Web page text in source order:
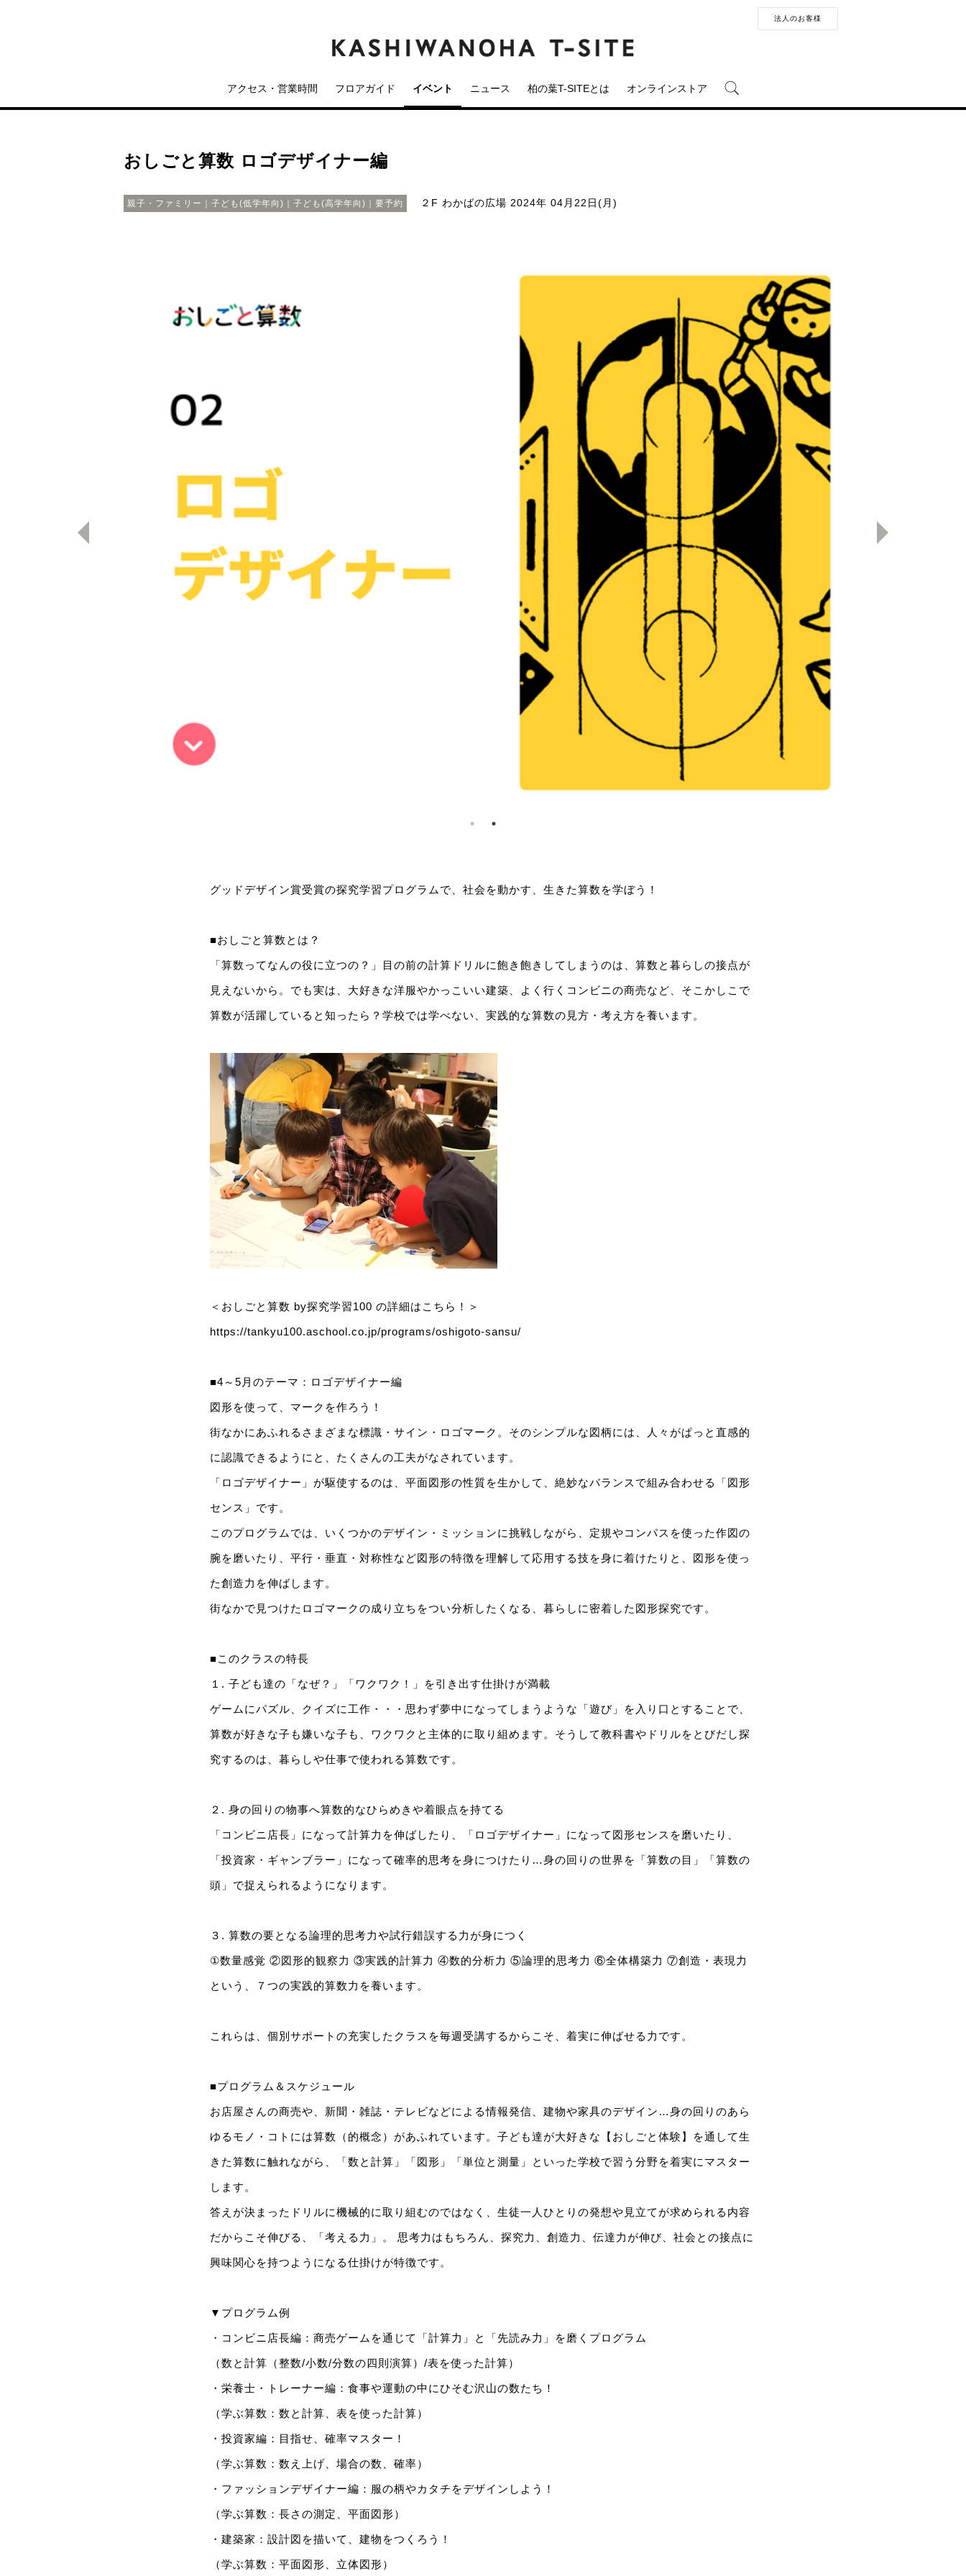
法人のお客様
アクセス・営業時間 フロアガイド イベント ニュース 柏の葉T-SITEとは オンラインストア
おしごと算数 ロゴデザイナー編
親子・ファミリー｜子ども(低学年向)｜子ども(高学年向)｜要予約 ２F わかばの広場 2024年 04月22日(月)
グッドデザイン賞受賞の探究学習プログラムで、社会を動かす、生きた算数を学ぼう！
■おしごと算数とは？
「算数ってなんの役に立つの？」目の前の計算ドリルに飽き飽きしてしまうのは、算数と暮らしの接点が
見えないから。でも実は、大好きな洋服やかっこいい建築、よく行くコンビニの商売など、そこかしこで
算数が活躍していると知ったら？学校では学べない、実践的な算数の見方・考え方を養います。
＜おしごと算数 by探究学習100 の詳細はこちら！＞
https://tankyu100.aschool.co.jp/programs/oshigoto-sansu/
■4～5月のテーマ：ロゴデザイナー編
図形を使って、マークを作ろう！
街なかにあふれるさまざまな標識・サイン・ロゴマーク。そのシンプルな図柄には、人々がぱっと直感的
に認識できるようにと、たくさんの工夫がなされています。
「ロゴデザイナー」が駆使するのは、平面図形の性質を生かして、絶妙なバランスで組み合わせる「図形
センス」です。
このプログラムでは、いくつかのデザイン・ミッションに挑戦しながら、定規やコンパスを使った作図の
腕を磨いたり、平行・垂直・対称性など図形の特徴を理解して応用する技を身に着けたりと、図形を使っ
た創造力を伸ばします。
街なかで見つけたロゴマークの成り立ちをつい分析したくなる、暮らしに密着した図形探究です。
■このクラスの特長
１. 子ども達の「なぜ？」「ワクワク！」を引き出す仕掛けが満載
ゲームにパズル、クイズに工作・・・思わず夢中になってしまうような「遊び」を入り口とすることで、
算数が好きな子も嫌いな子も、ワクワクと主体的に取り組めます。そうして教科書やドリルをとびだし探
究するのは、暮らしや仕事で使われる算数です。
２. 身の回りの物事へ算数的なひらめきや着眼点を持てる
「コンビニ店長」になって計算力を伸ばしたり、「ロゴデザイナー」になって図形センスを磨いたり、
「投資家・ギャンブラー」になって確率的思考を身につけたり…身の回りの世界を「算数の目」「算数の
頭」で捉えられるようになります。
３. 算数の要となる論理的思考力や試行錯誤する力が身につく
①数量感覚 ②図形的観察力 ③実践的計算力 ④数的分析力 ⑤論理的思考力 ⑥全体構築力 ⑦創造・表現力
という、７つの実践的算数力を養います。
これらは、個別サポートの充実したクラスを毎週受講するからこそ、着実に伸ばせる力です。
■プログラム＆スケジュール
お店屋さんの商売や、新聞・雑誌・テレビなどによる情報発信、建物や家具のデザイン…身の回りのあら
ゆるモノ・コトには算数（的概念）があふれています。子ども達が大好きな【おしごと体験】を通して生
きた算数に触れながら、「数と計算」「図形」「単位と測量」といった学校で習う分野を着実にマスター
します。
答えが決まったドリルに機械的に取り組むのではなく、生徒一人ひとりの発想や見立てが求められる内容
だからこそ伸びる、「考える力」。 思考力はもちろん、探究力、創造力、伝達力が伸び、社会との接点に
興味関心を持つようになる仕掛けが特徴です。
▼プログラム例
・コンビニ店長編：商売ゲームを通じて「計算力」と「先読み力」を磨くプログラム
（数と計算（整数/小数/分数の四則演算）/表を使った計算）
・栄養士・トレーナー編：食事や運動の中にひそむ沢山の数たち！
（学ぶ算数：数と計算、表を使った計算）
・投資家編：目指せ、確率マスター！
（学ぶ算数：数え上げ、場合の数、確率）
・ファッションデザイナー編：服の柄やカタチをデザインしよう！
（学ぶ算数：長さの測定、平面図形）
・建築家：設計図を描いて、建物をつくろう！
（学ぶ算数：平面図形、立体図形）